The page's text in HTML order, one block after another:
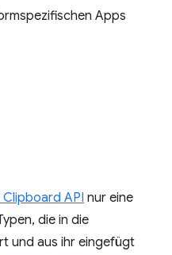
Apps
API nur eine
die in die
und aus ihr eingefügt